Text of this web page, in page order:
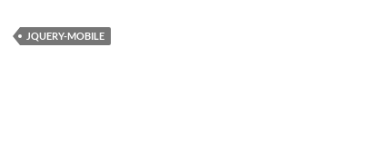
JQUERY-MOBILE